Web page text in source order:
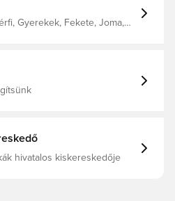
Gyerekek, Fekete, Joma,
hivatalos kiskereskedője